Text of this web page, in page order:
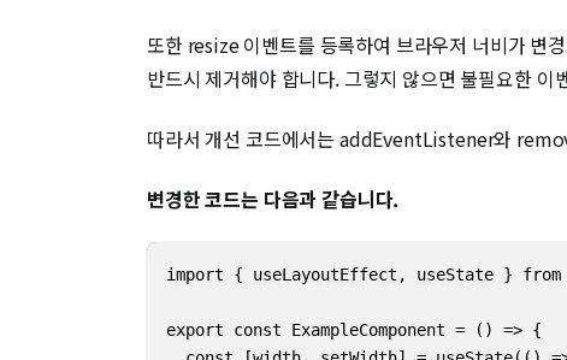
또한 resize 이벤트를 등록하여 브라우저 너비가 변
반드시 제거해야 합니다. 그렇지 않으면 불필요한
따라서 개선 코드에서는 addEventListener와
변경한 코드는 다음과 같습니다.
import { useLayoutEffect, useState }
export const ExampleComponent = () => {